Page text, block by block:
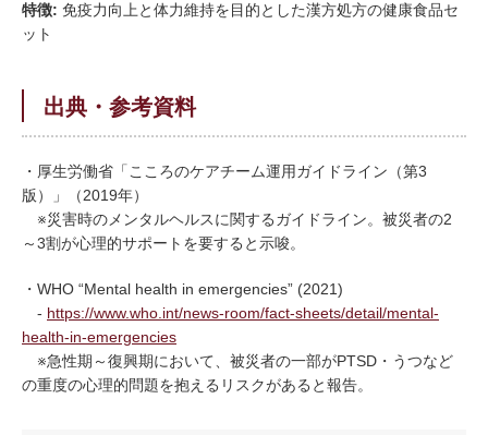
特徴: 免疫力向上と体力維持を目的とした漢方処方の健康食品セ
ット
出典・参考資料
・厚生労働省「こころのケアチーム運用ガイドライン（第3
版）」（2019年）
※災害時のメンタルヘルスに関するガイドライン。被災者の2
～3割が心理的サポートを要すると示唆。
・WHO “Mental health in emergencies” (2021)
- https://www.who.int/news-room/fact-sheets/detail/mental-
health-in-emergencies
※急性期～復興期において、被災者の一部がPTSD・うつなど
の重度の心理的問題を抱えるリスクがあると報告。